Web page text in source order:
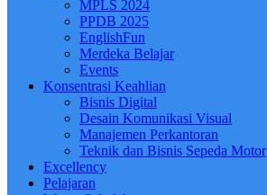
MPLS 2024
PPDB 2025
EnglishFun
Merdeka Belajar
Events
Konsentrasi Keahlian
Bisnis Digital
Desain Komunikasi Visual
Manajemen Perkantoran
Teknik dan Bisnis Sepeda Motor
Excellency
Pelajaran